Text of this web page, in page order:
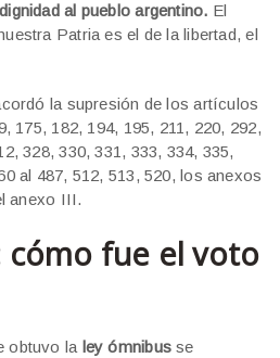
al pueblo argentino. El
Patria es el de la libertad, el
la supresión de los artículos
175, 182, 194, 195, 211, 220, 292,
328, 330, 331, 333, 334, 335,
al 487, 512, 513, 520, los anexos
anexo III.
cómo fue el voto
obtuvo la ley ómnibusse